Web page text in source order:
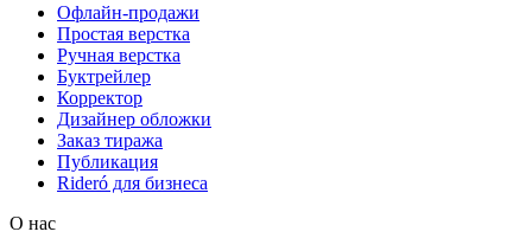
Офлайн-продажи
Простая верстка
Ручная верстка
Буктрейлер
Корректор
Дизайнер обложки
Заказ тиража
Публикация
Rideró для бизнеса
О нас